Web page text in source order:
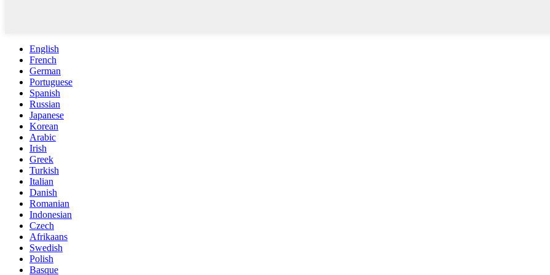
English
French
German
Portuguese
Spanish
Russian
Japanese
Korean
Arabic
Irish
Greek
Turkish
Italian
Danish
Romanian
Indonesian
Czech
Afrikaans
Swedish
Polish
Basque